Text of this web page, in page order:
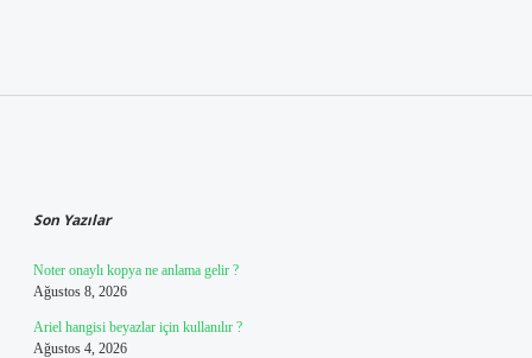
Son Yazılar
Noter onaylı kopya ne anlama gelir ?
Ağustos 8, 2026
Ariel hangisi beyazlar için kullanılır ?
Ağustos 4, 2026